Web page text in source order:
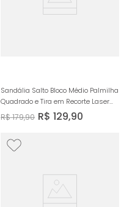
Sandália Salto Bloco Médio Palmilha
Quadrado e Tira em Recorte Laser
Aplicações Boho Peça Orgânica
Metalizada Cromada Feminino
R$179,90 R$ 129,90